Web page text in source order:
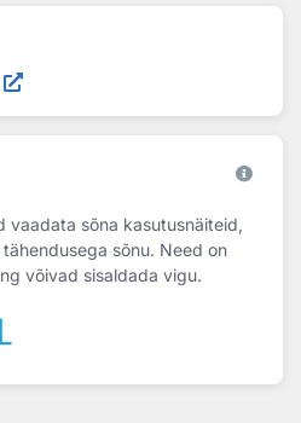
vaadata sõna kasutusnäiteid,
sõnu. Need on
võivad sisaldada vigu.